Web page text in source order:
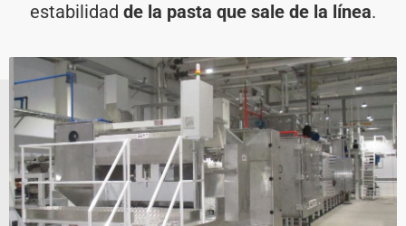
estabilidad de la pasta que sale de la línea.